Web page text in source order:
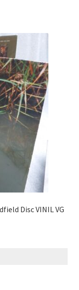
VG